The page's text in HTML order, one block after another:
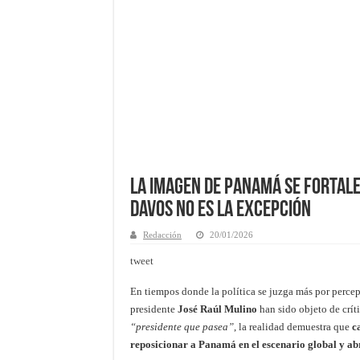
La Imagen de Panamá se
Davos no es la excepción
Redacción 20/01/2026
tweet
En tiempos donde la política se juzga más por
presidente José Raúl Mulino han sido objeto de
“presidente que pasea” , la realidad demuestra que
reposicionar a Panamá en el escenario global y